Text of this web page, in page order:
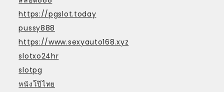
https://pgslot.today
pussy888
https://www.sexyauto168.xyz
slotxo24hr
slotpg
หนังโป๊ไทย